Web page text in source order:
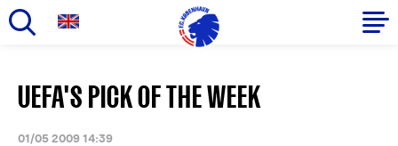
hovedindhold
Primær
navigation
UEFA'S PICK OF THE WEEK
01/05 2009 14:39